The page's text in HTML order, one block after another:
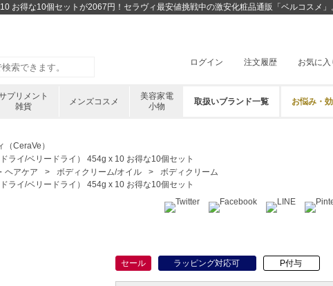
お得な10個セットが2067円！セラヴィ最安値挑戦中の激安化粧品通販「ベルコスメ」
ログイン 注文履歴 お気に入
プリメント
雑貨
メンズコスメ
美容家電
小物
取扱いブランド一覧 お悩み・
（CeraVe）
ライ/ベリードライ） 454g x 10 お得な10個セット
ヘアケア ボディクリーム/オイル
ボディクリーム
ライ/ベリードライ） 454g x 10 お得な10個セット
セール ラッピング対応可 P付与